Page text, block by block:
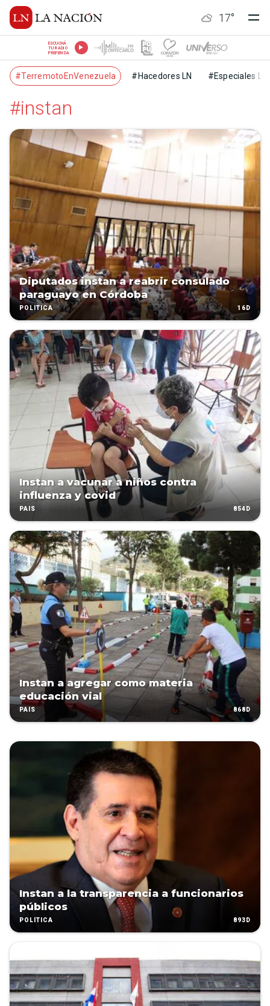
17°
ESCUCHÁ
TU RADIO
PREFERIDA
#TerremotoEnVenezuela #Hacedores LN #Especiales LN
#instan
Diputados instan a reabrir consulado
paraguayo en Córdoba
POLÍTICA 16D
Instan a vacunar a niños contra
influenza y covid
PAÍS 854D
Instan a agregar como materia
educación vial
PAÍS 868D
Instan a la transparencia a funcionarios
públicos
POLÍTICA 893D